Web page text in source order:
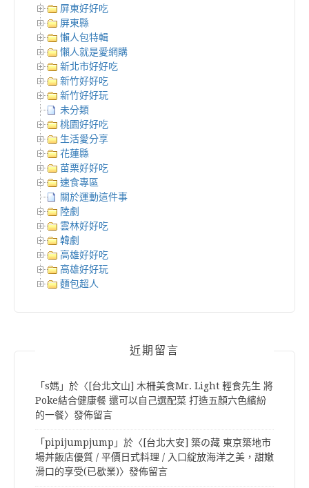
屏東好好吃
屏東縣
懶人包特輯
懶人就是愛網購
新北市好好吃
新竹好好吃
新竹好好玩
未分類
桃園好好吃
生活愛分享
花蓮縣
苗栗好好吃
速食專區
關於運動這件事
陸劇
雲林好好吃
韓劇
高雄好好吃
高雄好好玩
麵包超人
近期留言
「s媽 」於〈 [台北文山] 木柵美食Mr. Light 輕食先生 將
Poke結合健康餐 還可以自己選配菜 打造五顏六色繽紛
的一餐〉發佈留言
「pipijumpjump 」於〈 [台北大安] 築の藏 東京築地市
場丼飯店優質 / 平價日式料理 / 入口綻放海洋之美，甜嫩
滑口的享受(已歇業)〉發佈留言